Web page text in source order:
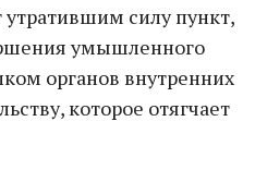
утратившим силу пункт,
умышленного
органов внутренних
которое отягчает